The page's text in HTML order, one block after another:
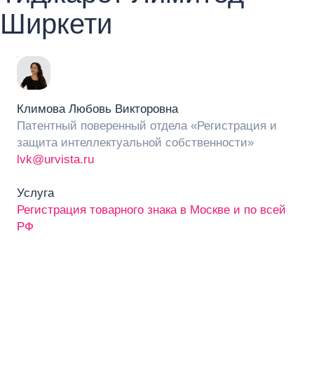
Ширкети
Климова Любовь Викторовна
Патентный поверенный отдела «Регистрация и
защита интеллектуальной собственности»
lvk@urvista.ru
Услуга
Регистрация товарного знака в Москве и по всей
РФ